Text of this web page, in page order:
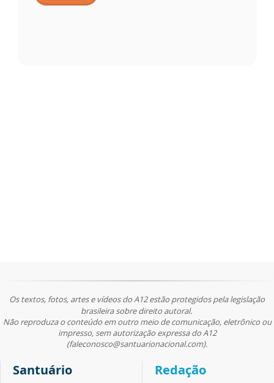
Os textos, fotos, artes e vídeos do A12 estão protegidos pela legislação
brasileira sobre direito autoral.
Não reproduza o conteúdo em outro meio de comunicação, eletrônico ou
impresso, sem autorização expressa do A12
(faleconosco@santuarionacional.com).
Santuário Redação